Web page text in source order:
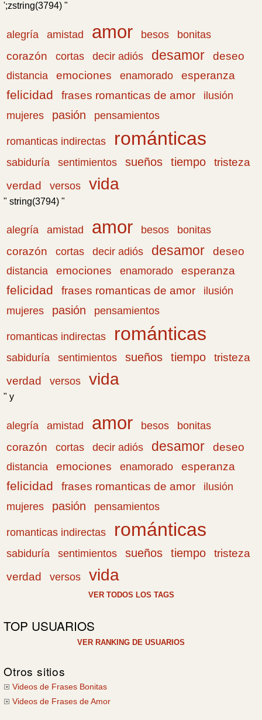
';zstring(3794) "
alegría amistad amor besos
bonitas
corazón
cortas decir adiós desamor deseo
distancia emociones enamorado esperanza
felicidad frases romanticas de amor
ilusión
mujeres
pasión pensamientos
romanticas indirectas románticas
sabiduría sentimientos sueños tiempo
tristeza
verdad
versos vida
" string(3794) "
alegría amistad amor besos
bonitas
corazón
cortas decir adiós desamor deseo
distancia emociones enamorado esperanza
felicidad frases romanticas de amor
ilusión
mujeres
pasión pensamientos
romanticas indirectas románticas
sabiduría sentimientos sueños tiempo
tristeza
verdad
versos vida
" y
alegría amistad amor besos
bonitas
corazón
cortas decir adiós desamor deseo
distancia emociones enamorado esperanza
felicidad frases romanticas de amor
ilusión
mujeres
pasión pensamientos
romanticas indirectas románticas
sabiduría sentimientos sueños tiempo
tristeza
verdad
versos vida
VER TODOS LOS TAGS
TOP USUARIOS
VER RANKING DE USUARIOS
Otros sitios
Videos de Frases Bonitas
Videos de Frases de Amor